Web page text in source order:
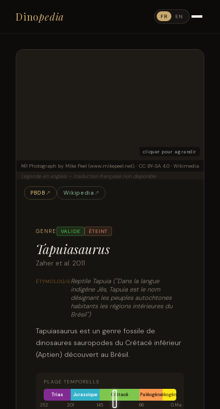
Dinopedia FR EN
GENRE VALIDE ÉTEINT
Tapuiasaurus
Zaher et al. 2011
ÉTYMOLOGIEReptile Tapuia (''Dans la langue
indigène Jês, Tapuia est le nom
désignant les peuples autochtones
habitants les régions intérieures du
Brésil'')
Tapuiasaurus est un genre fossile de
dinosaures sauropodes du Crétacé inférieur
(Aptien) découvert au Brésil.
PLAGE TEMPORELLE
Trias Jurassique Crétacé PaléogèneNéogène
252
201 145 66 0 Ma
cliquer pour agrandir
Museum of Zoology of the University of São Paulo, Brazil
© Photograph by Mike Peel (www.mikepeel.net). · CC BY-SA 4.0 · Wikimedia
Légende en anglais — traduction française non disponible.
PBDB ↗ Wikipedia ↗